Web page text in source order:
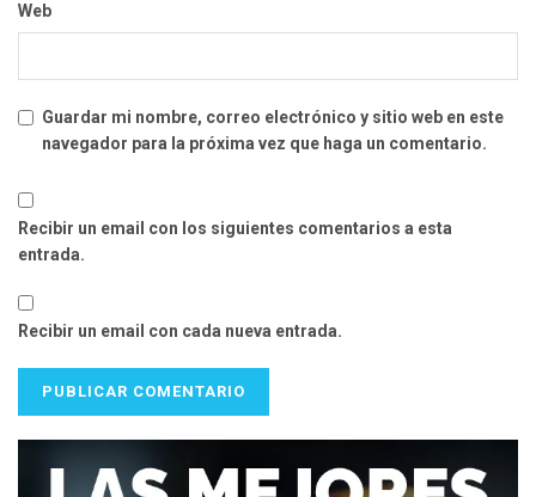
Web
Guardar mi nombre, correo electrónico y sitio web en este
navegador para la próxima vez que haga un comentario.
Recibir un email con los siguientes comentarios a esta
entrada.
Recibir un email con cada nueva entrada.